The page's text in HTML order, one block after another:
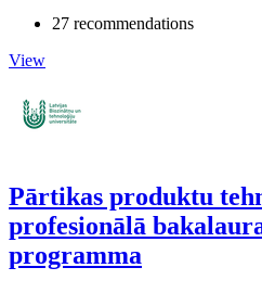
27 recommendations
View
Pārtikas produktu
profesionālā
programma